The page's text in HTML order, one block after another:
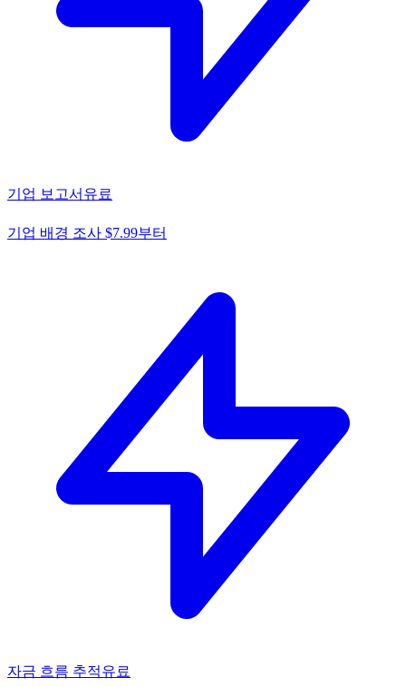
기업 보고서 유료
기업 배경 조사 $7.99부터
자금 흐름 추적유료